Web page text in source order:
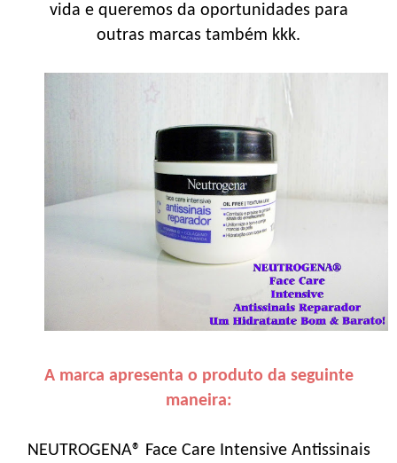
vida e queremos da oportunidades para
outras marcas também kkk.
A marca apresenta o produto da seguinte
maneira:
NEUTROGENA® Face Care Intensive Antissinais